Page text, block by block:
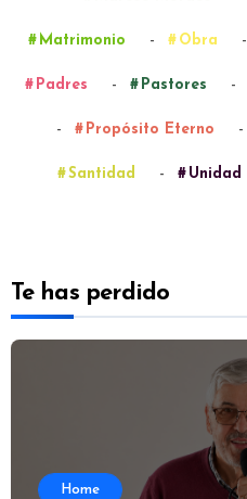
Matrimonio - Obra -
Padres - Pastores -
- Propósito Eterno -
Santidad - Unidad
Te has perdido
Home